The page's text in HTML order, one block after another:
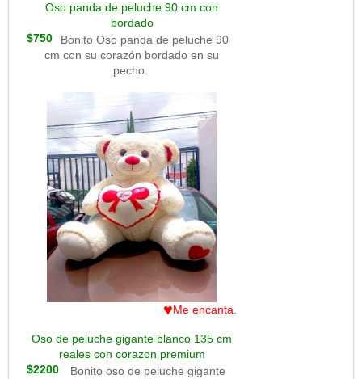
Oso panda de peluche 90 cm con
bordado
$750
Bonito Oso panda de peluche 90
cm con su corazón bordado en su
pecho.
♥Me encanta.
Oso de peluche gigante blanco 135 cm
reales con corazon premium
$2200
Bonito oso de peluche gigante